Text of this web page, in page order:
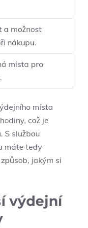
a možnost
nákupu.
místa pro
místa
což je
S službou
máte tedy
jakým si
výdejní